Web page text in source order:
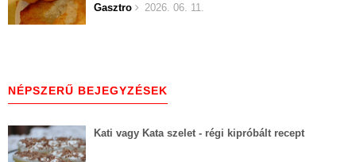
Gasztro 2026. 06. 11.
NÉPSZERŰ BEJEGYZÉSEK
Kati vagy Kata szelet - régi kipróbált recept